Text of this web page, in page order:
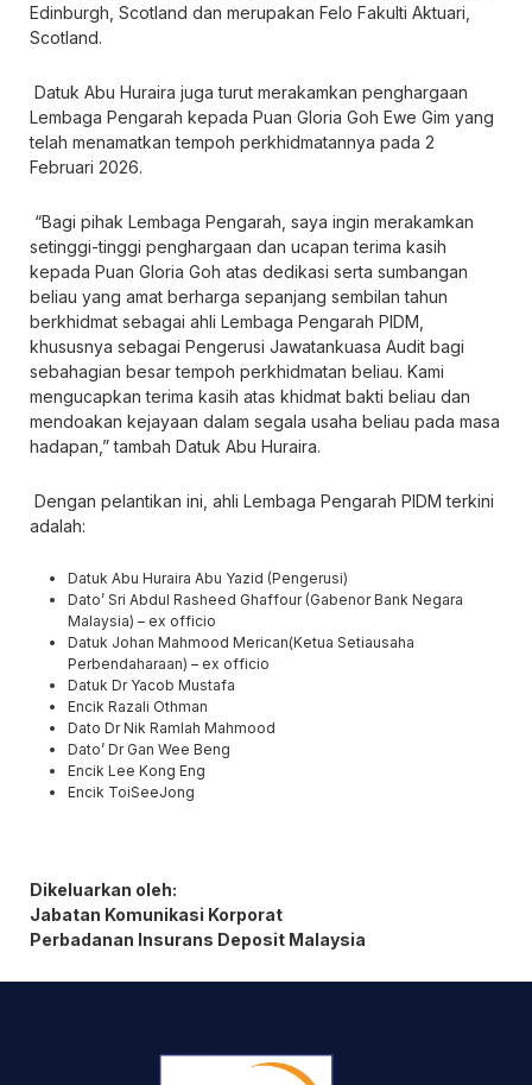
Edinburgh, Scotland dan merupakan Felo Fakulti Aktuari,
Scotland.
Datuk Abu Huraira juga turut merakamkan penghargaan
Lembaga Pengarah kepada Puan Gloria Goh Ewe Gim yang
telah menamatkan tempoh perkhidmatannya pada 2
Februari 2026.
“Bagi pihak Lembaga Pengarah, saya ingin merakamkan
setinggi-tinggi penghargaan dan ucapan terima kasih
kepada Puan Gloria Goh atas dedikasi serta sumbangan
beliau yang amat berharga sepanjang sembilan tahun
berkhidmat sebagai ahli Lembaga Pengarah PIDM,
khususnya sebagai Pengerusi Jawatankuasa Audit bagi
sebahagian besar tempoh perkhidmatan beliau. Kami
mengucapkan terima kasih atas khidmat bakti beliau dan
mendoakan kejayaan dalam segala usaha beliau pada masa
hadapan,” tambah Datuk Abu Huraira.
Dengan pelantikan ini, ahli Lembaga Pengarah PIDM terkini
adalah:
Datuk Abu Huraira Abu Yazid (Pengerusi)
Dato’ Sri Abdul Rasheed Ghaffour (Gabenor Bank Negara
Malaysia) – ex officio
Datuk Johan Mahmood Merican(Ketua Setiausaha
Perbendaharaan) – ex officio
Datuk Dr Yacob Mustafa
Encik Razali Othman
Dato Dr Nik Ramlah Mahmood
Dato’ Dr Gan Wee Beng
Encik Lee Kong Eng
Encik ToiSeeJong
Dikeluarkan oleh:
Jabatan Komunikasi Korporat
Perbadanan Insurans Deposit Malaysia